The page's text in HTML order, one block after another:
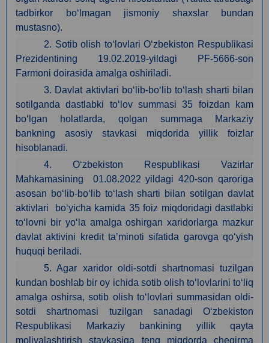
tadbirkor bo‘lmagan jismoniy shaxslar bundan
mustasno).
2. Sotib olish to‘lovlari O‘zbekiston Respublikasi
Prezidentining 19.02.2019-yildagi PF-5666-son
Farmoni doirasida amalga oshiriladi.
3. Davlat aktivlari bo‘lib-bo‘lib to‘lash sharti bilan
sotilganda dastlabki to‘lov summasi 35 foizdan kam
bo‘lgan holatlarda, qolgan summaga Markaziy
bankning asosiy stavkasi miqdorida yillik foizlar
hisoblanadi.
4. O‘zbekiston Respublikasi Vazirlar
Mahkamasining 01.08.2022 yildagi 420-son qaroriga
asosan bo‘lib-bo‘lib to‘lash sharti bilan sotilgan davlat
aktivlari bo‘yicha kamida 35 foiz miqdoridagi dastlabki
to‘lovni bir yo‘la amalga oshirgan xaridorlarga mazkur
davlat aktivini kredit ta’minoti sifatida garovga qo‘yish
huquqi beriladi.
5. Agar xaridor oldi-sotdi shartnomasi tuzilgan
kundan boshlab bir oy ichida sotib olish to‘lovlarini to‘liq
amalga oshirsa, sotib olish to‘lovlari summasidan oldi-
sotdi shartnomasi tuzilgan sanadagi O‘zbekiston
Respublikasi Markaziy bankining yillik qayta
moliyalashtirish stavkasiga teng miqdorda chegirma